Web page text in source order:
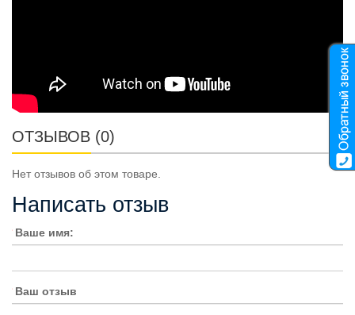
ОТЗЫВОВ (0)
Нет отзывов об этом товаре.
Написать отзыв
Ваше имя:
Ваш отзыв